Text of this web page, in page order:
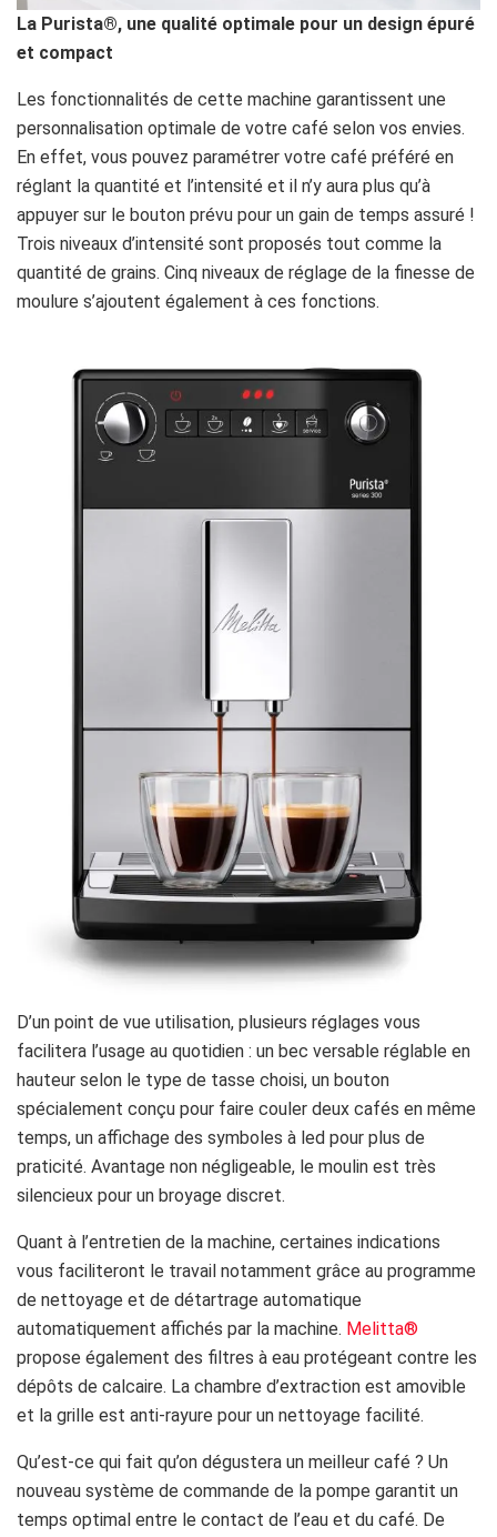
La Purista®, une qualité optimale pour un design épuré
et compact
Les fonctionnalités de cette machine garantissent une
personnalisation optimale de votre café selon vos envies.
En effet, vous pouvez paramétrer votre café préféré en
réglant la quantité et l’intensité et il n’y aura plus qu’à
appuyer sur le bouton prévu pour un gain de temps assuré !
Trois niveaux d’intensité sont proposés tout comme la
quantité de grains. Cinq niveaux de réglage de la finesse de
moulure s’ajoutent également à ces fonctions.
D’un point de vue utilisation, plusieurs réglages vous
facilitera l’usage au quotidien : un bec versable réglable en
hauteur selon le type de tasse choisi, un bouton
spécialement conçu pour faire couler deux cafés en même
temps, un affichage des symboles à led pour plus de
praticité. Avantage non négligeable, le moulin est très
silencieux pour un broyage discret.
Quant à l’entretien de la machine, certaines indications
vous faciliteront le travail notamment grâce au programme
de nettoyage et de détartrage automatique
automatiquement affichés par la machine. Melitta®
propose également des filtres à eau protégeant contre les
dépôts de calcaire. La chambre d’extraction est amovible
et la grille est anti-rayure pour un nettoyage facilité.
Qu’est-ce qui fait qu’on dégustera un meilleur café ? Un
nouveau système de commande de la pompe garantit un
temps optimal entre le contact de l’eau et du café. De